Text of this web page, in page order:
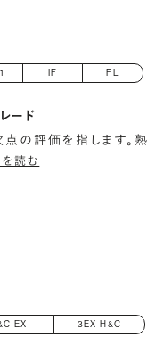
IF FL
ード
の評価を指します。熟
読む
EX 3EX H&C